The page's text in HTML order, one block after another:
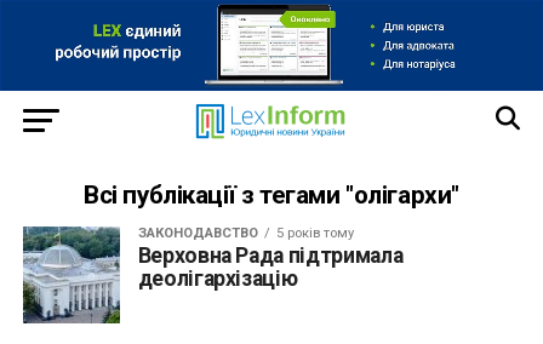
Всі публікації з тегами "олігархи"
ЗАКОНОДАВСТВО 5 років тому
Верховна Рада підтримала
деолігархізацію